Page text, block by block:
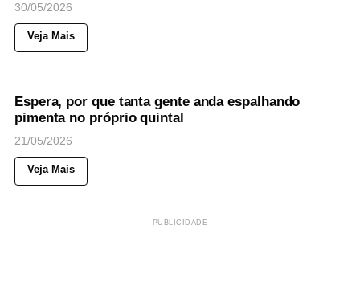
30/05/2026
Veja Mais
Espera, por que tanta gente anda espalhando
pimenta no próprio quintal
21/05/2026
Veja Mais
PUBLICIDADE